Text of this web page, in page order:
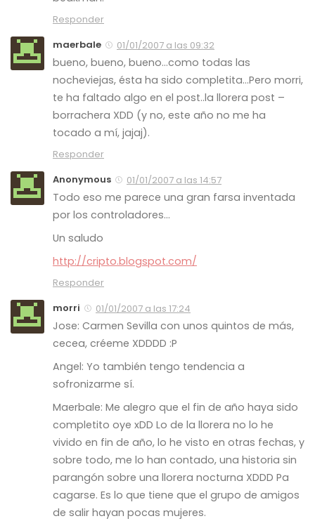
Responder
maerbale
01/01/2007 a las 09:32
bueno, bueno, bueno…como todas las
nocheviejas, ésta ha sido completita…Pero morri,
te ha faltado algo en el post..la llorera post –
borrachera XDD (y no, este año no me ha
tocado a mí, jajaj).
Responder
Anonymous
01/01/2007 a las 14:57
Todo eso me parece una gran farsa inventada
por los controladores…
Un saludo
http://cripto.blogspot.com/
Responder
morri
01/01/2007 a las 17:24
Jose: Carmen Sevilla con unos quintos de más,
cecea, créeme XDDDD :P
Angel: Yo también tengo tendencia a
sofronizarme sí.
Maerbale: Me alegro que el fin de año haya sido
completito oye xDD Lo de la llorera no lo he
vivido en fin de año, lo he visto en otras fechas, y
sobre todo, me lo han contado, una historia sin
parangón sobre una llorera nocturna XDDD Pa
cagarse. Es lo que tiene que el grupo de amigos
de salir hayan pocas mujeres.